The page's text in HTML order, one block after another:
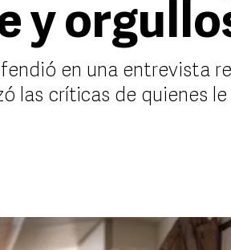
y
en una entrevista
las críticas de quienes